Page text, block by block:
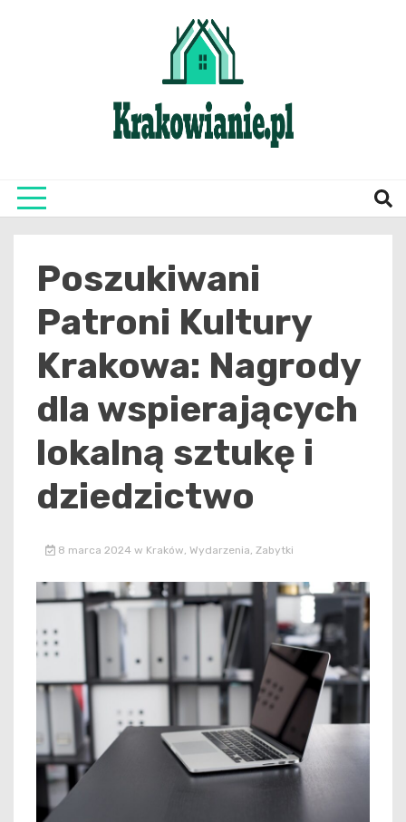
Poszukiwani
Patroni Kultury
Krakowa: Nagrody
dla wspierających
lokalną sztukę i
dziedzictwo
8 marca 2024 w Kraków, Wydarzenia, Zabytki